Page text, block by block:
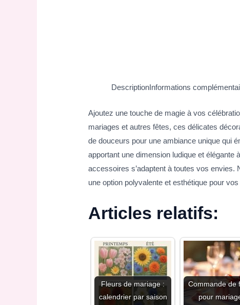
DescriptionInformations
Ajoutez une touche de magie à vos
mariages et autres fêtes, ces délicates
de douceurs pour une ambiance unique qui
apportant une dimension ludique et
accessoires s’adaptent à toutes vos
une option polyvalente et esthétique pour
Articles relatifs:
Fleurs de mariage :
calendrier par saison
Commande de
pour